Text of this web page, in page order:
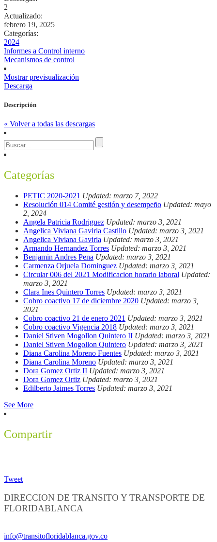
2
Actualizado:
febrero 19, 2025
Categorías:
2024
Informes a Control interno
Mecanismos de control
Mostrar previsualización
Descarga
Descripción
« Volver a todas las descargas
Categorías
PETIC 2020-2021 Updated: marzo 7, 2022
Resolución 014 Comité gestión y desempeño Updated: mayo
2, 2024
Angela Patricia Rodriguez Updated: marzo 3, 2021
Angelica Viviana Gaviria Castillo Updated: marzo 3, 2021
Angelica Viviana Gaviria Updated: marzo 3, 2021
Armando Hernandez Torres Updated: marzo 3, 2021
Benjamin Andres Pena Updated: marzo 3, 2021
Carmenza Orjuela Dominguez Updated: marzo 3, 2021
Circular 006 del 2021 Modificacion horario laboral Updated:
marzo 3, 2021
Clara Ines Quintero Torres Updated: marzo 3, 2021
Cobro coactivo 17 de diciembre 2020 Updated: marzo 3,
2021
Cobro coactivo 21 de enero 2021 Updated: marzo 3, 2021
Cobro coactivo Vigencia 2018 Updated: marzo 3, 2021
Daniel Stiven Mogollon Quintero II Updated: marzo 3, 2021
Daniel Stiven Mogollon Quintero Updated: marzo 3, 2021
Diana Carolina Moreno Fuentes Updated: marzo 3, 2021
Diana Carolina Moreno Updated: marzo 3, 2021
Dora Gomez Ortiz II Updated: marzo 3, 2021
Dora Gomez Ortiz Updated: marzo 3, 2021
Edilberto Jaimes Torres Updated: marzo 3, 2021
See More
Compartir
Tweet
DIRECCION DE TRANSITO Y TRANSPORTE DE
FLORIDABLANCA
info@transitofloridablanca.gov.co